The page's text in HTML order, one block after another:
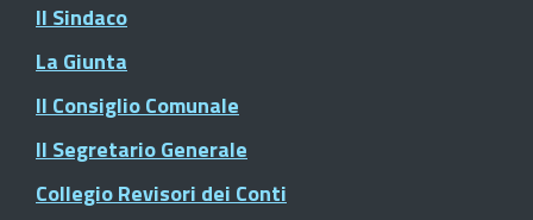
Il Sindaco
La Giunta
Il Consiglio Comunale
Il Segretario Generale
Collegio Revisori dei Conti